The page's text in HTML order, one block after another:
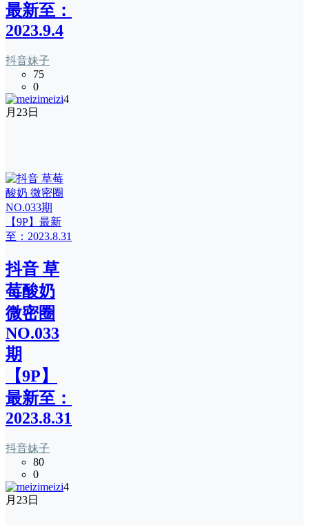
最新至：
2023.9.4
抖音妹子
75
0
meizi4
月23日
抖音 草
莓酸奶
微密圈
NO.033
期
【9P】
最新至：
2023.8.31
抖音妹子
80
0
meizi4
月23日